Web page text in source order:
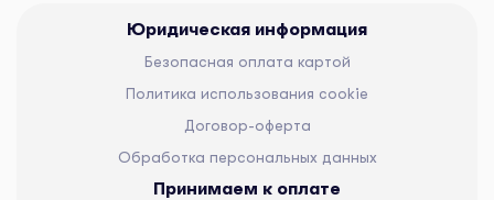
Юридическая информация
Безопасная оплата картой
Политика использования cookie
Договор-оферта
Обработка персональных данных
Принимаем к оплате